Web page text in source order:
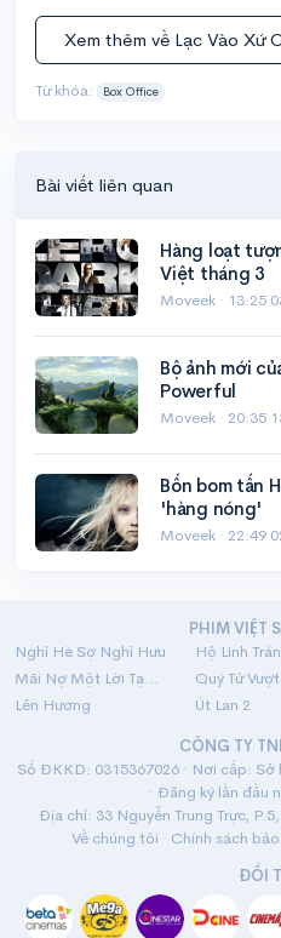
Xem thêm về Lạc Vào Xứ
Từ khóa: Box Office
Bài viết liên quan
Hàng loạt
Việt tháng 3
Moveek · 13:25
Bộ ảnh mới
Powerful
Moveek · 20:35
Bốn bom tấn
'hàng nóng'
Moveek · 22:49
PHIM VIỆT
Nghỉ Hè Sợ Nghỉ Hưu
Mãi Nợ Một Lời Tạm Biệt
Quý Tử
Lên Hương
Út Lan 2
CÔNG TY
Số ĐKKD: 0315367026 · Nơi cấp:
· Đăng ký lần đầu
Địa chỉ: 33 Nguyễn Trung Trực,
Về chúng tôi · Chính sách
ĐỐI